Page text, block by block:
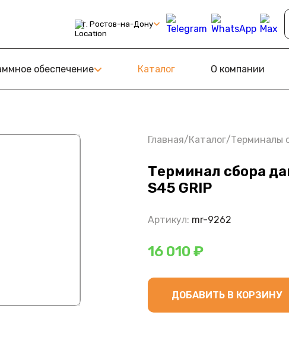
г. Ростов-на-Дону
Знаку
обеспечение Каталог О компании
Главная/Каталог/Терминалы
Терминал сбора
S45 GRIP
Артикул: mr-9262
16 010 ₽
ДОБАВИТЬ В КОРЗИНУ